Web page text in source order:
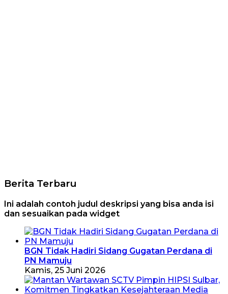
Berita Terbaru
Ini adalah contoh judul deskripsi yang bisa anda isi
dan sesuaikan pada widget
BGN Tidak Hadiri Sidang Gugatan Perdana di
PN Mamuju
Kamis, 25 Juni 2026